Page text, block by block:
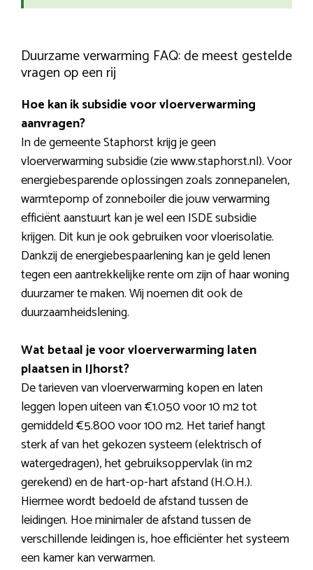
Duurzame verwarming FAQ: de meest gestelde
vragen op een rij
Hoe kan ik subsidie voor vloerverwarming
aanvragen?
In de gemeente Staphorst krijg je geen
vloerverwarming subsidie (zie www.staphorst.nl). Voor
energiebesparende oplossingen zoals zonnepanelen,
warmtepomp of zonneboiler die jouw verwarming
efficiënt aanstuurt kan je wel een ISDE subsidie
krijgen. Dit kun je ook gebruiken voor vloerisolatie.
Dankzij de energiebespaarlening kan je geld lenen
tegen een aantrekkelijke rente om zijn of haar woning
duurzamer te maken. Wij noemen dit ook de
duurzaamheidslening.
Wat betaal je voor vloerverwarming laten
plaatsen in IJhorst?
De tarieven van vloerverwarming kopen en laten
leggen lopen uiteen van €1.050 voor 10 m2 tot
gemiddeld €5.800 voor 100 m2. Het tarief hangt
sterk af van het gekozen systeem (elektrisch of
watergedragen), het gebruiksoppervlak (in m2
gerekend) en de hart-op-hart afstand (H.O.H.).
Hiermee wordt bedoeld de afstand tussen de
leidingen. Hoe minimaler de afstand tussen de
verschillende leidingen is, hoe efficiënter het systeem
een kamer kan verwarmen.